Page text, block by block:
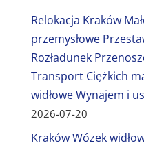
Relokacja Kraków
przemysłowe
Rozładunek
Transport Ciężkich
widłowe Wynajem i
2026-07-20
Kraków Wózek